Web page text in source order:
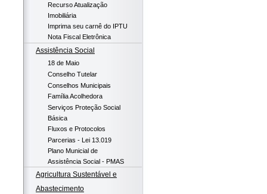
Recurso Atualização
Imobiliária
Imprima seu carnê do IPTU
Nota Fiscal Eletrônica
Assistência Social
18 de Maio
Conselho Tutelar
Conselhos Municipais
Família Acolhedora
Serviços Proteção Social
Básica
Fluxos e Protocolos
Parcerias - Lei 13.019
Plano Municial de
Assistência Social - PMAS
Agricultura Sustentável e
Abastecimento